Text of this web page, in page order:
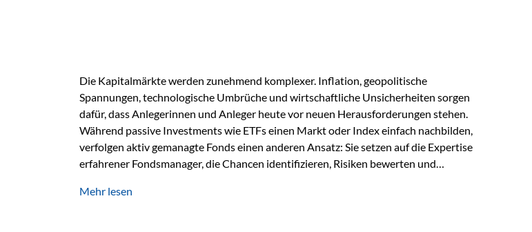
Die Kapitalmärkte werden zunehmend komplexer. Inflation, geopolitische
Spannungen, technologische Umbrüche und wirtschaftliche Unsicherheiten sorgen
dafür, dass Anlegerinnen und Anleger heute vor neuen Herausforderungen stehen.
Während passive Investments wie ETFs einen Markt oder Index einfach nachbilden,
verfolgen aktiv gemanagte Fonds einen anderen Ansatz: Sie setzen auf die Expertise
erfahrener Fondsmanager, die Chancen identifizieren, Risiken bewerten und
geprägt ist, kann diese aktive Herangehensweise einen entscheidenden Mehrwert
Mehr lesen